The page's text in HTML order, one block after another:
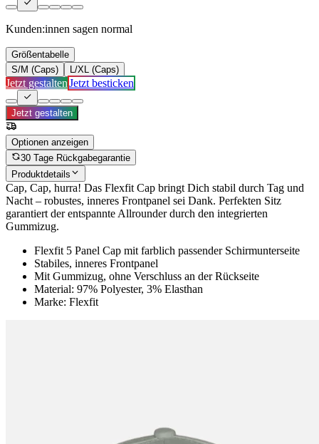
Kunden:innen sagen normal
Größentabelle
S/M (Caps)
L/XL (Caps)
Jetzt gestaltenJetzt besticken
Jetzt gestalten
Optionen anzeigen
30 Tage Rückgabegarantie
Produktdetails
Cap, Cap, hurra! Das Flexfit Cap bringt Dich stabil durch Tag und
Nacht – robustes, inneres Frontpanel sei Dank. Perfekten Sitz
garantiert der entspannte Allrounder durch den integrierten
Gummizug.
Flexfit 5 Panel Cap mit farblich passender Schirmunterseite
Stabiles, inneres Frontpanel
Mit Gummizug, ohne Verschluss an der Rückseite
Material: 97% Polyester, 3% Elasthan
Marke: Flexfit